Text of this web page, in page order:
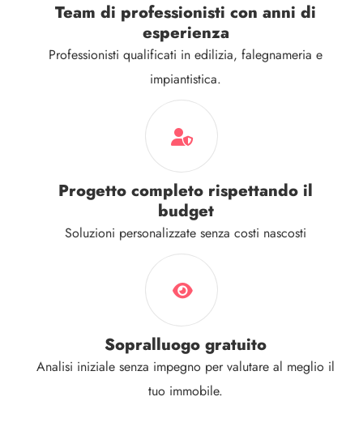
Team di professionisti con anni di
esperienza
Professionisti qualificati in edilizia, falegnameria e
impiantistica.
Progetto completo rispettando il
budget
Soluzioni personalizzate senza costi nascosti
Sopralluogo gratuito
Analisi iniziale senza impegno per valutare al meglio il
tuo immobile.